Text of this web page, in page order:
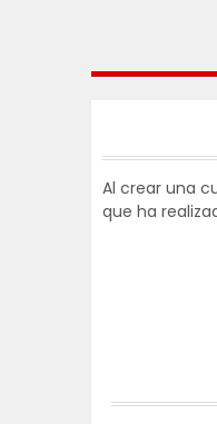
Al crear una
que ha